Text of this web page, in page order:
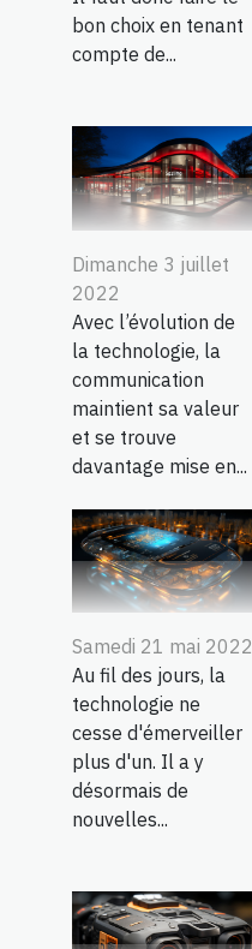
bon choix en tenant
compte de...
Dimanche 3 juillet
2022
Avec l’évolution de
la technologie, la
communication
maintient sa valeur
et se trouve
davantage mise en...
Samedi 21 mai 2022
Au fil des jours, la
technologie ne
cesse d'émerveiller
plus d'un. Il a y
désormais de
nouvelles...